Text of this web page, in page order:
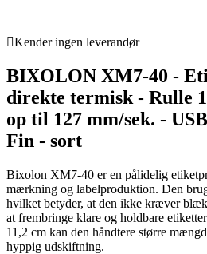
Kender ingen leverandør
BIXOLON XM7-40 -
direkte termisk - Rulle
op til 127 mm/sek. -
Fin - sort
Bixolon XM7-40 er en pålidelig
mærkning og labelproduktion. Den
hvilket betyder, at den ikke kræver
at frembringe klare og holdbare
11,2 cm kan den håndtere større
hyppig udskiftning.